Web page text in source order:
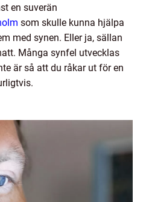
en suverän
som skulle kunna hjälpa
med synen. Eller ja, sällan
Många synfel utvecklas
är så att du råkar ut för en